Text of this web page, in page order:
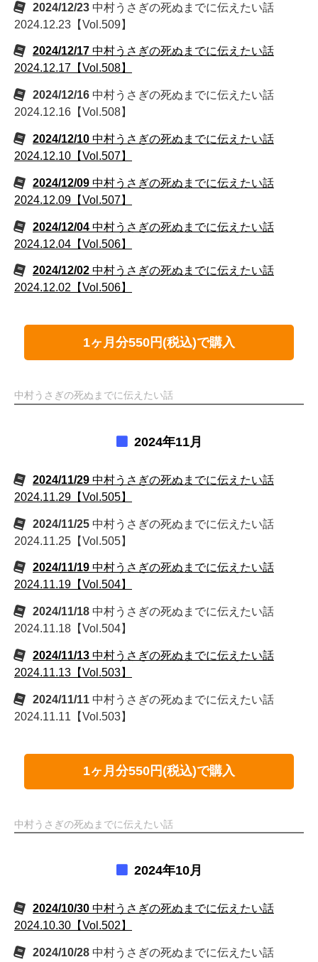
2024/12/23 中村うさぎの死ぬまでに伝えたい話
2024.12.23【Vol.509】
2024/12/17 中村うさぎの死ぬまでに伝えたい話
2024.12.17【Vol.508】
2024/12/16 中村うさぎの死ぬまでに伝えたい話
2024.12.16【Vol.508】
2024/12/10 中村うさぎの死ぬまでに伝えたい話
2024.12.10【Vol.507】
2024/12/09 中村うさぎの死ぬまでに伝えたい話
2024.12.09【Vol.507】
2024/12/04 中村うさぎの死ぬまでに伝えたい話
2024.12.04【Vol.506】
2024/12/02 中村うさぎの死ぬまでに伝えたい話
2024.12.02【Vol.506】
1ヶ月分550円(税込)で購入
中村うさぎの死ぬまでに伝えたい話
2024年11月
2024/11/29 中村うさぎの死ぬまでに伝えたい話
2024.11.29【Vol.505】
2024/11/25 中村うさぎの死ぬまでに伝えたい話
2024.11.25【Vol.505】
2024/11/19 中村うさぎの死ぬまでに伝えたい話
2024.11.19【Vol.504】
2024/11/18 中村うさぎの死ぬまでに伝えたい話
2024.11.18【Vol.504】
2024/11/13 中村うさぎの死ぬまでに伝えたい話
2024.11.13【Vol.503】
2024/11/11 中村うさぎの死ぬまでに伝えたい話
2024.11.11【Vol.503】
1ヶ月分550円(税込)で購入
中村うさぎの死ぬまでに伝えたい話
2024年10月
2024/10/30 中村うさぎの死ぬまでに伝えたい話
2024.10.30【Vol.502】
2024/10/28 中村うさぎの死ぬまでに伝えたい話